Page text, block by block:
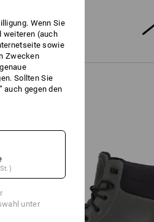
O6 Berufsschuhe e.s. Ridgewood
Wenn Sie
weiteren (auch
sowie
Zwecken
Sollten Sie
auch gegen den
unter